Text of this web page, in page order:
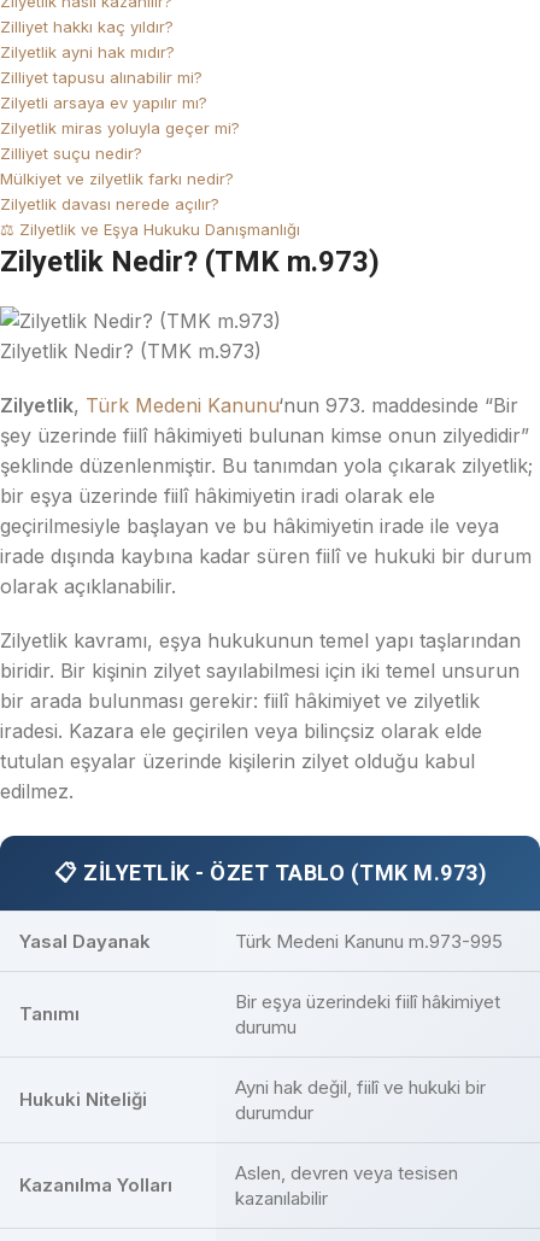
Zilliyet hakkı kaç yıldır?
Zilyetlik ayni hak mıdır?
Zilliyet tapusu alınabilir mi?
Zilyetli arsaya ev yapılır mı?
Zilyetlik miras yoluyla geçer mi?
Zilliyet suçu nedir?
Mülkiyet ve zilyetlik farkı nedir?
Zilyetlik davası nerede açılır?
⚖️ Zilyetlik ve Eşya Hukuku Danışmanlığı
Zilyetlik Nedir? (TMK m.973)
Zilyetlik Nedir? (TMK m.973)
Zilyetlik, Türk Medeni Kanunu‘nun 973. maddesinde “Bir
şey üzerinde fiilî hâkimiyeti bulunan kimse onun zilyedidir”
şeklinde düzenlenmiştir. Bu tanımdan yola çıkarak zilyetlik;
bir eşya üzerinde fiilî hâkimiyetin iradi olarak ele
geçirilmesiyle başlayan ve bu hâkimiyetin irade ile veya
irade dışında kaybına kadar süren fiilî ve hukuki bir durum
olarak açıklanabilir.
Zilyetlik kavramı, eşya hukukunun temel yapı taşlarından
biridir. Bir kişinin zilyet sayılabilmesi için iki temel unsurun
bir arada bulunması gerekir: fiilî hâkimiyet ve zilyetlik
iradesi. Kazara ele geçirilen veya bilinçsiz olarak elde
tutulan eşyalar üzerinde kişilerin zilyet olduğu kabul
edilmez.
📋 ZILYETLIK - ÖZET TABLO (TMK M.973)
Yasal Dayanak Türk Medeni Kanunu m.973-995
Tanımı
Bir eşya üzerindeki fiilî hâkimiyet
durumu
Hukuki Niteliği
Ayni hak değil, fiilî ve hukuki bir
durumdur
Kazanılma Yolları
Aslen, devren veya tesisen
kazanılabilir